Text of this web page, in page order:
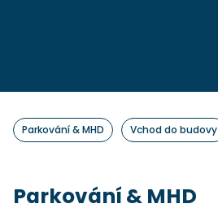
Parkování & MHD Vchod do budovy
Parkování & MHD